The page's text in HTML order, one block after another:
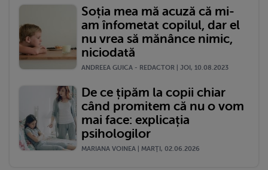
Soția mea mă acuză că mi-
am înfometat copilul, dar el
nu vrea să mănânce nimic,
niciodată
ANDREEA GUICA - REDACTOR | JOI, 10.08.2023
De ce țipăm la copii chiar
când promitem că nu o vom
mai face: explicația
psihologilor
MARIANA VOINEA | MARŢI, 02.06.2026